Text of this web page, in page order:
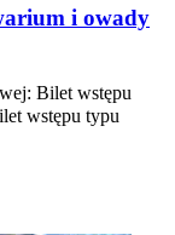
i owady
Bilet wstępu
wstępu typu